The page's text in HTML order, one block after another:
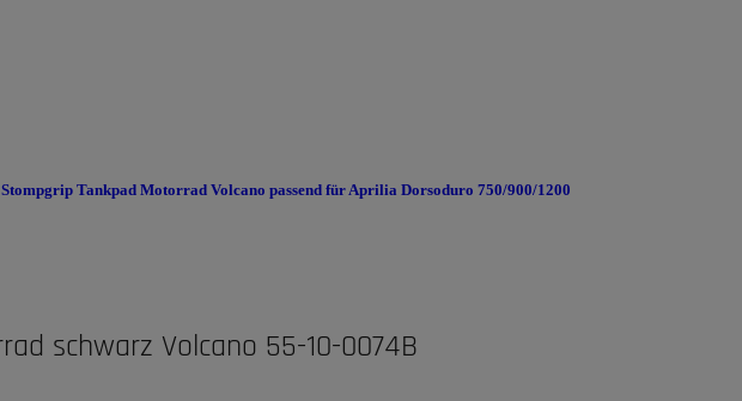
Stompgrip Tankpad Motorrad Volcano passend für Aprilia Dorsoduro 750/900/1200
schwarz Volcano 55-10-0074B